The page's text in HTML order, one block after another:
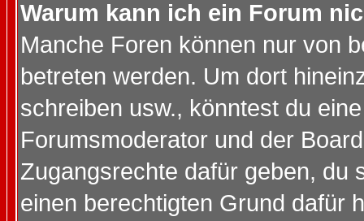
Warum kann ich ein Forum
Manche Foren können nur von
betreten werden. Um dort
schreiben usw., könntest du
Forumsmoderator und der
Zugangsrechte dafür geben, du
einen berechtigten Grund dafür